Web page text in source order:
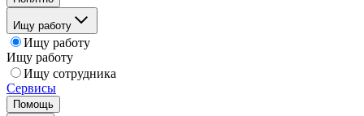
Ищу работу
Ищу работу
Ищу работу
Ищу сотрудника
Сервисы
Помощь